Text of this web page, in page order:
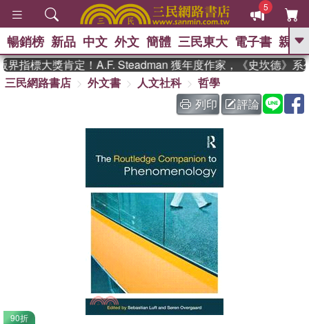
5
GO
熱搜： 東野圭吾 、
、 如果歷史是一群喵 、 暑期
國際布克獎 臺灣漫遊錄 、 方
念華 、 台灣的李登輝時代
偉大的迷走神經
暢銷榜 新品 中文 外文 簡體 三民東大 電子書 親子
指標大獎肯定！A.F. Steadman 獲年度作家，《史坎德》系
三民網路書店
外文書 人文社科
哲學
列印
評論
90折